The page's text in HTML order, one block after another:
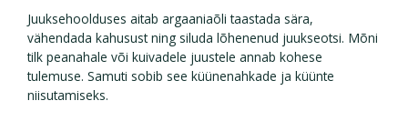
Juuksehoolduses aitab argaaniaõli taastada sära,
vähendada kahusust ning siluda lõhenenud juukseotsi. Mõni
tilk peanahale või kuivadele juustele annab kohese
tulemuse. Samuti sobib see küünenahkade ja küünte
niisutamiseks.